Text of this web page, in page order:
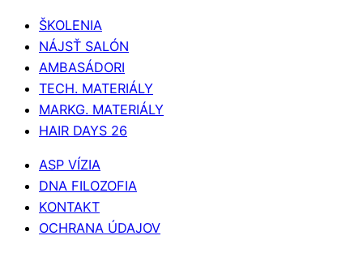
ŠKOLENIA
NÁJSŤ SALÓN
AMBASÁDORI
TECH. MATERIÁLY
MARKG. MATERIÁLY
HAIR DAYS 26
ASP VÍZIA
DNA FILOZOFIA
KONTAKT
OCHRANA ÚDAJOV